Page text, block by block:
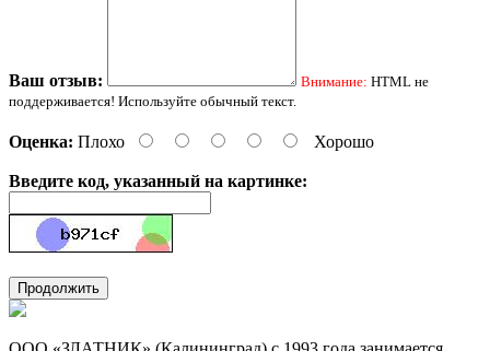
Ваш отзыв: Внимание: HTML не
поддерживается! Используйте обычный текст.
Оценка: Плохо Хорошо
Введите код, указанный на картинке:
Продолжить